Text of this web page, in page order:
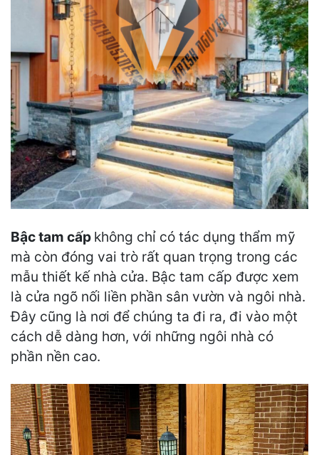
Bậc tam cấp không chỉ có tác dụng thẩm mỹ
mà còn đóng vai trò rất quan trọng trong các
mẫu thiết kế nhà cửa. Bậc tam cấp được xem
là cửa ngõ nối liền phần sân vườn và ngôi nhà.
Đây cũng là nơi để chúng ta đi ra, đi vào một
cách dễ dàng hơn, với những ngôi nhà có
phần nền cao.